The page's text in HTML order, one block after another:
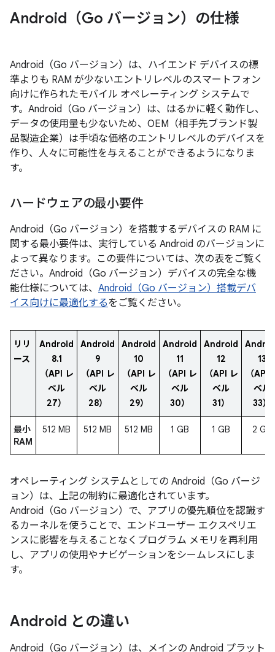
Android（Go バージョン）の仕様
Android（Go バージョン）は、ハイエンド デバイスの標
準よりも RAM が少ないエントリレベルのスマートフォン
向けに作られたモバイル オペレーティング システムで
す。Android（Go バージョン）は、はるかに軽く動作し、
データの使用量も少ないため、OEM（相手先ブランド製
品製造企業）は手頃な価格のエントリレベルのデバイスを
作り、人々に可能性を与えることができるようになりま
す。
ハードウェアの最小要件
Android（Go バージョン）を搭載するデバイスの RAM に
関する最小要件は、実行している Android のバージョンに
よって異なります。この要件については、次の表をご覧く
ださい。Android（Go バージョン）デバイスの完全な機
能仕様については、 Android（Go バージョン）搭載デバ
イス向けに最適化するをご覧ください。
リリ
ース
Android
8.1
（API レ
ベル
27）
Android
9
（API レ
ベル
28）
Android
10
（API レ
ベル
29）
Android
11
（API レ
ベル
30）
Android
12
（API レ
ベル
31）
13
（API
ベル
33）
最小
RAM
512 MB 512 MB 512 MB 1 GB 1 GB 2 GB
オペレーティング システムとしての Android（Go バージ
ョン）は、上記の制約に最適化されています。
Android（Go バージョン）で、アプリの優先順位を認識す
るカーネルを使うことで、エンドユーザー エクスペリエ
ンスに影響を与えることなくプログラム メモリを再利用
し、アプリの使用やナビゲーションをシームレスにしま
す。
Android との違い
Android（Go バージョン）は、メインの Android プラット